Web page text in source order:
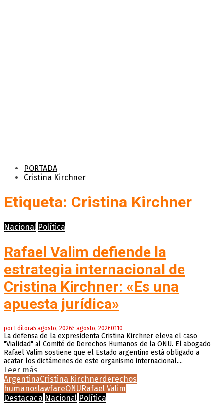
PORTADA
Cristina Kirchner
Etiqueta: Cristina Kirchner
Nacional Política
Rafael Valim defiende la
estrategia internacional de
Cristina Kirchner: «Es una
apuesta jurídica»
por Editora5 agosto, 20265 agosto, 20260110
La defensa de la expresidenta Cristina Kirchner eleva el caso
"Vialidad" al Comité de Derechos Humanos de la ONU. El abogado
Rafael Valim sostiene que el Estado argentino está obligado a
acatar los dictámenes de este organismo internacional....
Leer más
ArgentinaCristina Kirchnerderechos
humanoslawfareONU Rafael Valim
Destacada Nacional Política